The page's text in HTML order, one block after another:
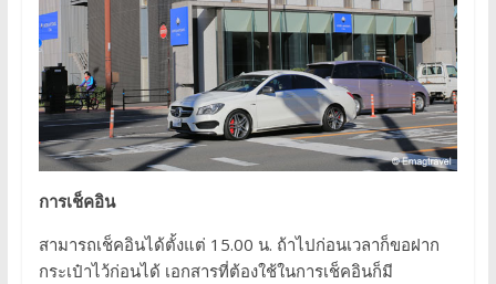
การเช็คอิน
สามารถเช็คอินได้ตั้งแต่ 15.00 น. ถ้าไปก่อนเวลาก็ขอฝาก
กระเป๋าไว้ก่อนได้ เอกสารที่ต้องใช้ในการเช็คอินก็มี